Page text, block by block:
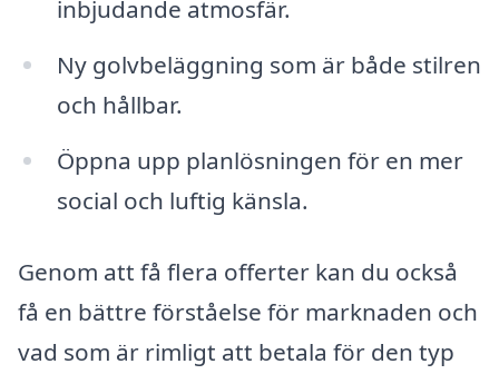
inbjudande atmosfär.
Ny golvbeläggning som är både stilren
och hållbar.
Öppna upp planlösningen för en mer
social och luftig känsla.
Genom att få flera offerter kan du också
få en bättre förståelse för marknaden och
vad som är rimligt att betala för den typ